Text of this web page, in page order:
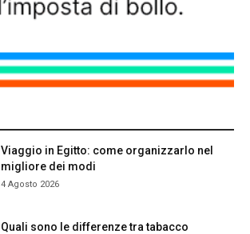
Viaggio in Egitto: come organizzarlo nel
migliore dei modi
4 Agosto 2026
Quali sono le differenze tra tabacco